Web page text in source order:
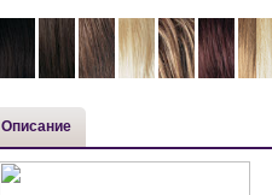
Описание